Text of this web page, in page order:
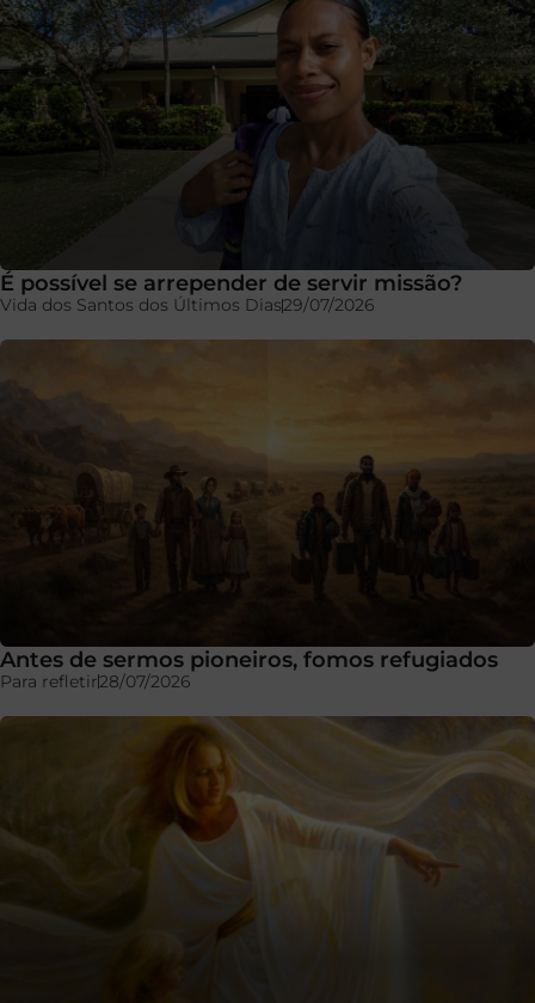
É possível se arrepender de servir missão?
Vida dos Santos dos Últimos Dias29/07/2026
Antes de sermos pioneiros, fomos refugiados
Para refletir28/07/2026